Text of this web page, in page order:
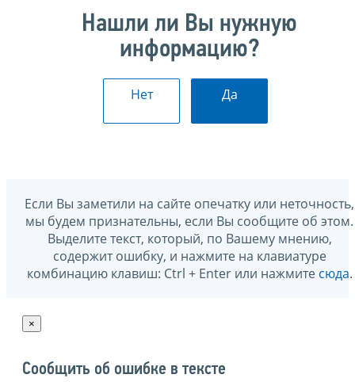
Нашли ли Вы нужную
информацию?
Нет Да
Если Вы заметили на сайте опечатку или неточность,
мы будем признательны, если Вы сообщите об этом.
Выделите текст, который, по Вашему мнению,
содержит ошибку, и нажмите на клавиатуре
комбинацию клавиш: Ctrl + Enter или нажмите сюда.
×
Сообщить об ошибке в тексте